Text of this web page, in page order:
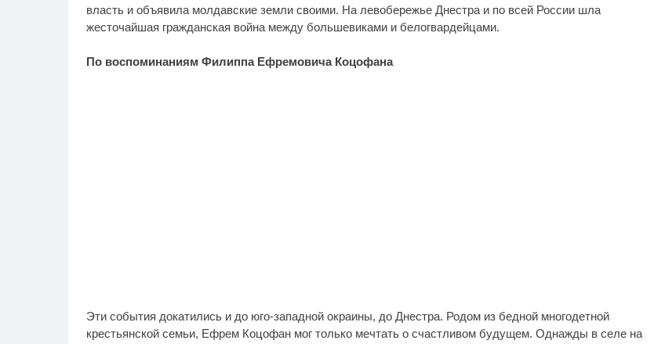
власть и объявила молдавские земли своими. На левобережье Днестра и по всей России шла
жесточайшая гражданская война между большевиками и белогвардейцами.
По воспоминаниям Филиппа Ефремовича Коцофана
Эти события докатились и до юго-западной окраины, до Днестра. Родом из бедной многодетной
крестьянской семьи, Ефрем Коцофан мог только мечтать о счастливом будущем. Однажды в селе на